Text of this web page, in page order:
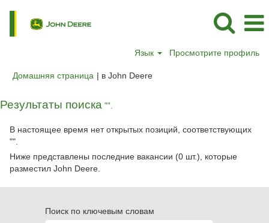
Язык Просмотрите профиль
Домашняя страница | в John Deere(текущая
Результаты поиска "".
В настоящее время нет открытых позиций, соответствующих
"".
Ниже представлены последние вакансии (0 шт.), которые
разместил John Deere.
Поиск по ключевым словам